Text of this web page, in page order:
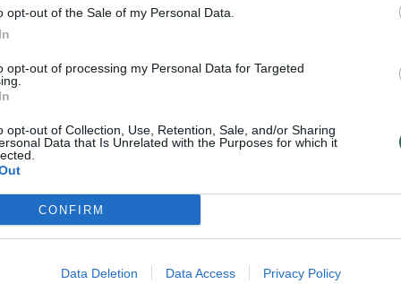
opt-out of the Sale of my Personal Data.
opt-out of processing my Personal Data for Targeted
opt-out of Collection, Use, Retention, Sale, and/or Sharing
Data that Is Unrelated with the Purposes for which it
CONFIRM
Data Deletion Data Access Privacy Policy
mūsų pagerbimo ženklas“
festivalio Vilniuje: atskleidė populiariausią
paruošimo būdą